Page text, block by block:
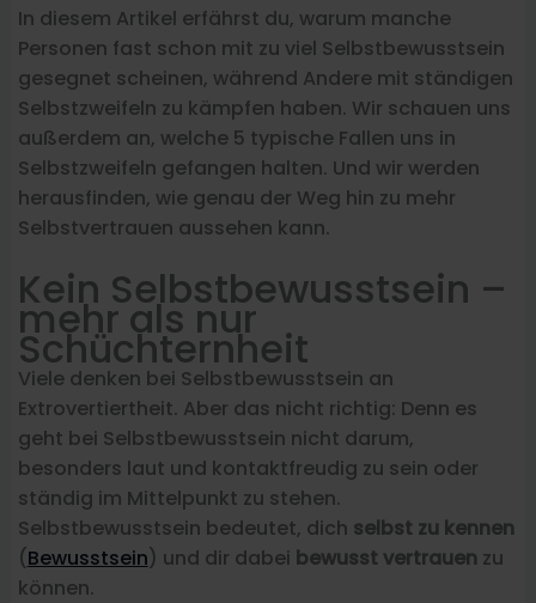
In diesem Artikel erfährst du, warum manche
Personen fast schon mit zu viel Selbstbewusstsein
gesegnet scheinen, während Andere mit ständigen
Selbstzweifeln zu kämpfen haben. Wir schauen uns
außerdem an, welche 5 typische Fallen uns in
Selbstzweifeln gefangen halten. Und wir werden
herausfinden, wie genau der Weg hin zu mehr
Selbstvertrauen aussehen kann.
Kein Selbstbewusstsein –
mehr als nur
Schüchternheit
Viele denken bei Selbstbewusstsein an
Extrovertiertheit. Aber das nicht richtig: Denn es
geht bei Selbstbewusstsein nicht darum,
besonders laut und kontaktfreudig zu sein oder
ständig im Mittelpunkt zu stehen.
Selbstbewusstsein bedeutet, dich selbst zu kennen
(Bewusstsein) und dir dabei bewusst vertrauen zu
können.